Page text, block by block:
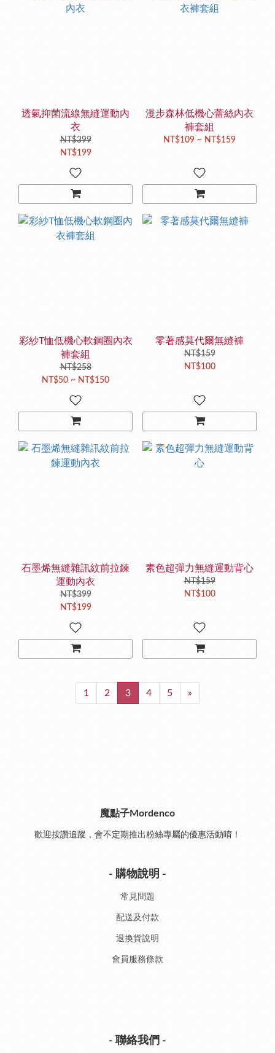
透氣抑菌流線無縫運動內
衣
NT$399
NT$199
漫步森林低機心蕾絲內衣
褲套組
NT$109 ~ NT$159
彩紗T恤低機心軟鋼圈內衣
褲套組
NT$258
NT$50 ~ NT$150
零著感莫代爾無縫褲
NT$159
NT$100
石墨烯無縫雜訊紋前拉鍊
運動內衣
NT$399
NT$199
素色超彈力無縫運動背心
NT$159
NT$100
1 2 3 4 5 »
魔點子Mordenco
歡迎按讚追蹤，會不定期推出粉絲專屬的優惠活動唷！
- 購物說明 -
常見問題
配送及付款
退換貨說明
會員服務條款
- 聯絡我們 -